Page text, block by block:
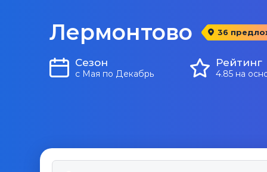
Лермонтово 36
Сезон
с Мая по Декабрь
Рейтинг
4.85 на